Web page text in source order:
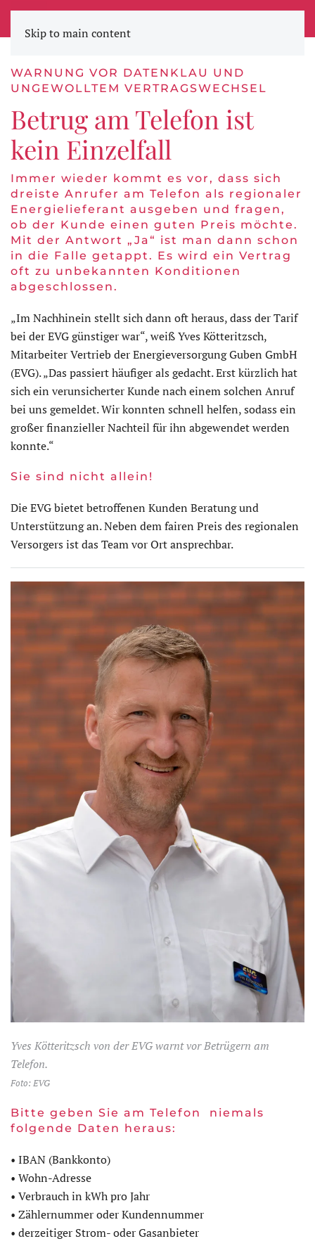
Skip to main content
WARNUNG VOR DATENKLAU UND
UNGEWOLLTEM VERTRAGSWECHSEL
Betrug am Telefon ist
kein Einzelfall
Immer wieder kommt es vor, dass sich
dreiste Anrufer am Telefon als regionaler
Energielieferant ausgeben und fragen,
ob der Kunde einen guten Preis möchte.
Mit der Antwort „Ja“ ist man dann schon
in die Falle getappt. Es wird ein Vertrag
oft zu unbekannten Konditionen
abgeschlossen.
„Im Nachhinein stellt sich dann oft heraus, dass der Tarif
bei der EVG günstiger war“, weiß Yves Kötteritzsch,
Mitarbeiter Vertrieb der Energieversorgung Guben GmbH
(EVG). „Das passiert häufiger als gedacht. Erst kürzlich hat
sich ein verunsicherter Kunde nach einem solchen Anruf
bei uns gemeldet. Wir konnten schnell helfen, sodass ein
großer finanzieller Nachteil für ihn abgewendet werden
konnte.“
Sie sind nicht allein!
Die EVG bietet betroffenen Kunden Beratung und
Unterstützung an. Neben dem fairen Preis des regionalen
Versorgers ist das Team vor Ort ansprechbar.
Yves Kötteritzsch von der EVG warnt vor Betrügern am
Telefon.
Foto: EVG
Bitte geben Sie am Telefon niemals
folgende Daten heraus:
• IBAN (Bankkonto)
• Wohn-Adresse
• Verbrauch in kWh pro Jahr
• Zählernummer oder Kundennummer
• derzeitiger Strom- oder Gasanbieter